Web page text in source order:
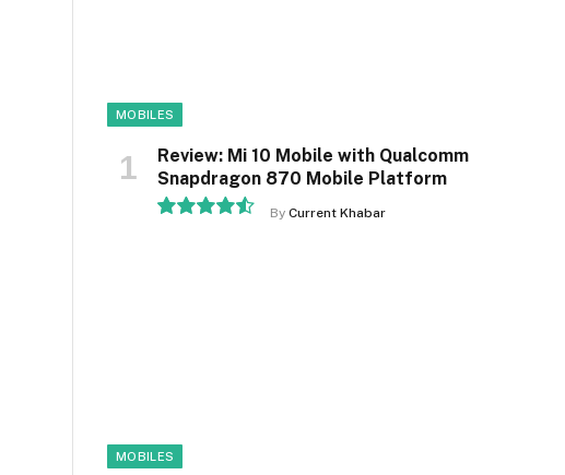
MOBILES
Review: Mi 10 Mobile with Qualcomm
Snapdragon 870 Mobile Platform
By Current Khabar
MOBILES